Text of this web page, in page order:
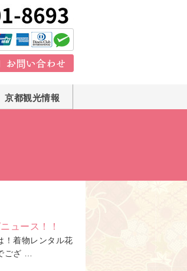
京都観光情報
ュース！！
！着物レンタル花
ござ …